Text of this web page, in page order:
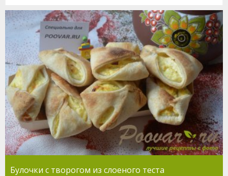
Булочки с творогом из слоеного теста